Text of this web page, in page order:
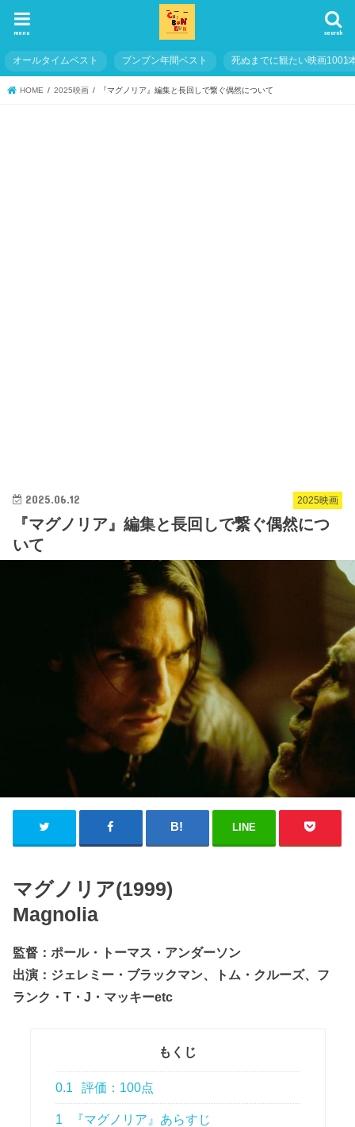
search
menu
オールタイムベスト ブンブン年間ベスト 死ぬまでに観たい映画1001
HOME 2025映画 『マグノリア』編集と長回しで繋ぐ偶然について
2025映画
2025.06.12
『マグノリア』編集と長回しで繋ぐ偶然につ
いて
LINE
マグノリア(1999)
Magnolia
監督：ポール・トーマス・アンダーソン
出演：ジェレミー・ブラックマン、トム・クルーズ、フ
ランク・T・J・マッキーetc
もくじ
0.1 評価：100点
1 『マグノリア』あらすじ